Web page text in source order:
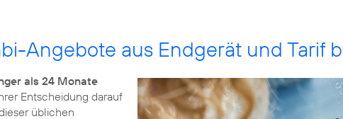
Angebote aus Endgerät und Tarif
als 24 Monate
Entscheidung darauf
üblichen